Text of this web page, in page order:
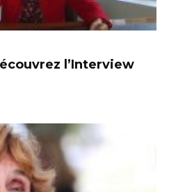
l’Interview